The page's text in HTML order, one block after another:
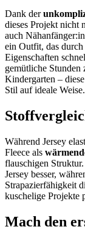
Dank der
dieses Projekt nicht
auch
ein Outfit, das
Eigenschaften
gemütliche Stunden
Kindergarten –
Stil auf ideale Weise.
Während Jersey
Fleece als
flauschigen
Jersey besser,
Strapazierfähigkeit
kuschelige Projekte
Mach den